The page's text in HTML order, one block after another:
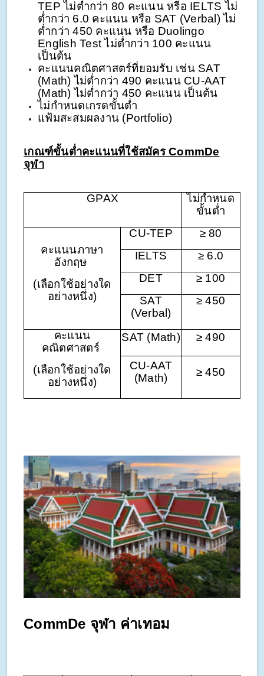
TEP ไม่ต่ำกว่า 80 คะแนน หรือ IELTS ไม่
ต่ำกว่า 6.0 คะแนน หรือ SAT (Verbal) ไม่
ต่ำกว่า 450 คะแนน หรือ Duolingo
English Test ไม่ต่ำกว่า 100 คะแนน
เป็นต้น
คะแนนคณิตศาสตร์ที่ยอมรับ เช่น SAT
(Math) ไม่ต่ำกว่า 490 คะแนน CU-AAT
(Math) ไม่ต่ำกว่า 450 คะแนน เป็นต้น
ไม่กำหนดเกรดขั้นต่ำ
แฟ้มสะสมผลงาน (Portfolio)
เกณฑ์ขั้นต่ำคะแนนที่ใช้สมัคร CommDe
จุฬา
GPAX
ไม่กำหนด
ขั้นต่ำ
คะแนนภาษา
อังกฤษ
(เลือกใช้อย่างใด
อย่างหนึ่ง)
CU-TEP
≥ 80
IELTS
≥ 6.0
DET
≥ 100
SAT
(Verbal)
≥ 450
คะแนน
คณิตศาสตร์
(เลือกใช้อย่างใด
อย่างหนึ่ง)
SAT (Math) ≥ 490
CU-AAT
(Math)
≥ 450
CommDe จุฬา ค่าเทอม